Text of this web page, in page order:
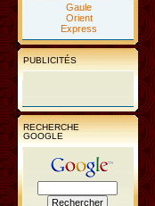
Gaule
Orient
Express
PUBLICITÉS
RECHERCHE
GOOGLE